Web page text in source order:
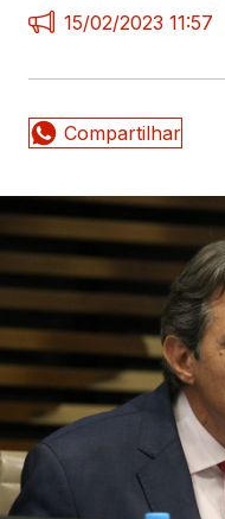
15/02/2023 11:57